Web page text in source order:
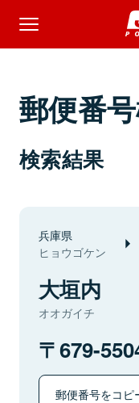
郵便番
検索結果
兵庫県
ヒョウゴケン
大垣内
オオガイチ
679-
郵便番号をコピ